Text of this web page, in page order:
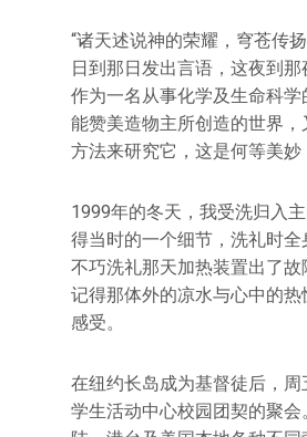
“诸天述说神的荣耀，穹苍传
日到那日发出言语，这夜到那
作为一名从事化学及生命科
能赞美造物主所创造的世界，
方法来研究它，这是何等美妙
1999年的冬天，我受洗归入
得当时的一个细节，洗礼时全
不巧洗礼那天加热装置出了故
记得那体外的凉水与心中的热
感受。
在纽约长岛成为基督徒后，周
学生活动中心校园团契的聚会